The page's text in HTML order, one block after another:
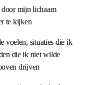
mijn lichaam
te kijken
voelen, situaties die ik
die ik niet wilde
drijven